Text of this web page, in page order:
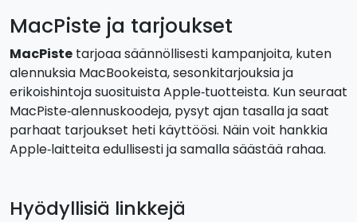
MacPiste ja tarjoukset
MacPiste tarjoaa säännöllisesti kampanjoita, kuten
alennuksia MacBookeista, sesonkitarjouksia ja
erikoishintoja suosituista Apple‑tuotteista. Kun seuraat
MacPiste‑alennuskoodeja, pysyt ajan tasalla ja saat
parhaat tarjoukset heti käyttöösi. Näin voit hankkia
Apple‑laitteita edullisesti ja samalla säästää rahaa.
Hyödyllisiä linkkejä